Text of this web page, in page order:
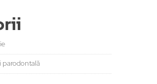
parodontală